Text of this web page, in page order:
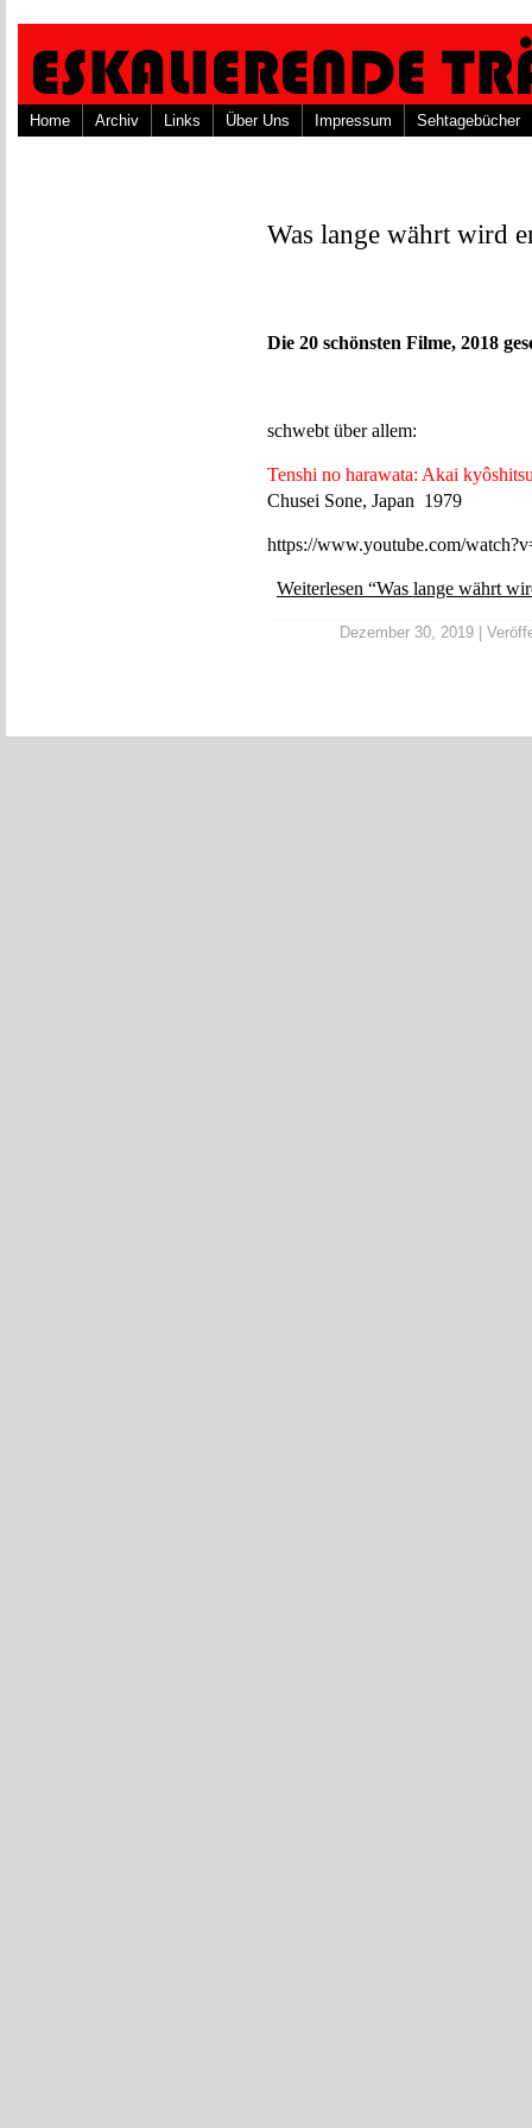
Home Archiv Links Über Uns Impressum Sehtagebücher
Was lange währt wird
Die 20 schönsten Filme, 2018
schwebt über allem:
Tenshi no harawata: Akai
Chusei Sone, Japan 1979
https://www.youtube.com/
Weiterlesen “Was lange währt
Dezember 30, 2019 |